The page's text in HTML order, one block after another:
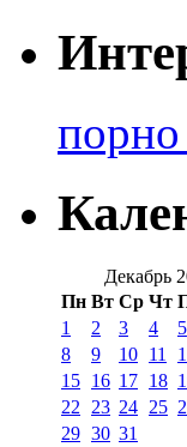
порно
Декабрь
Пн Вт Ср Чт
1 2 3 4 5
8
9 10 11
15 16 17 18
22
23 24 25
29 30 31